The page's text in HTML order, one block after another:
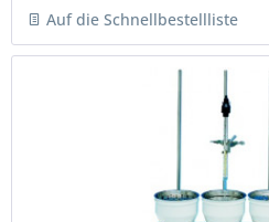
Auf die Schnellbestellliste